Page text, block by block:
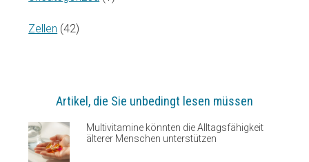
Zellen (42)
Artikel, die Sie unbedingt lesen müssen
Multivitamine könnten die Alltagsfähigkeit
älterer Menschen unterstützen